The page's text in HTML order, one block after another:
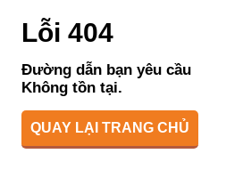
Lỗi 404
Đường dẫn bạn yêu cầu
Không tồn tại.
QUAY LẠI TRANG CHỦ